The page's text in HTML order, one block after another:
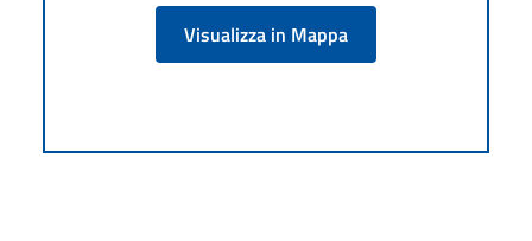
Visualizza in Mappa